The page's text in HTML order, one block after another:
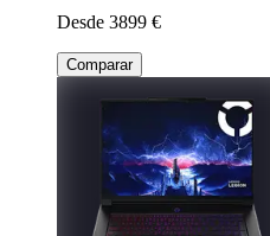
Desde 3899 €
Comparar